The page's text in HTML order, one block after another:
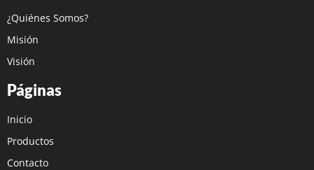
¿Quiénes Somos?
Misión
Visión
Páginas
Inicio
Productos
Contacto